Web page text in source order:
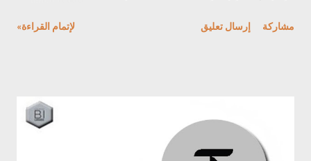
الذكاء الاصطناعي والتعلم الآلي. مشروع عملة io يوفر مشروع عملة io
شبكات DePINs مثل Render و Filecoin، توفر عملة io أيضا حلولاً
شاملة تشمل الحوسبة، التخزين، وعرض الصور، مما يعزز من فرص
مشاركة إرسال تعليق لإتمام القراءة»